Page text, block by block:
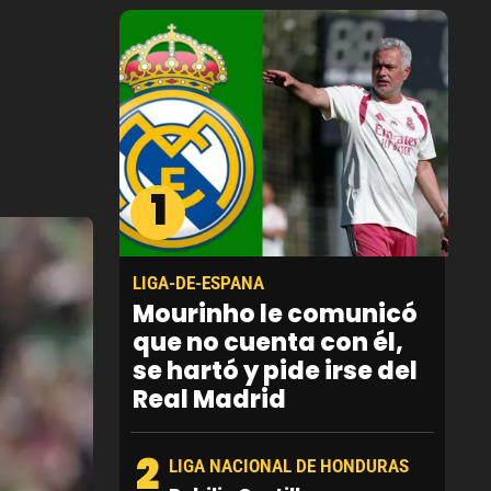
1
LIGA-DE-ESPANA
Mourinho le comunicó
que no cuenta con él,
se hartó y pide irse del
Real Madrid
2 LIGA NACIONAL DE HONDURAS